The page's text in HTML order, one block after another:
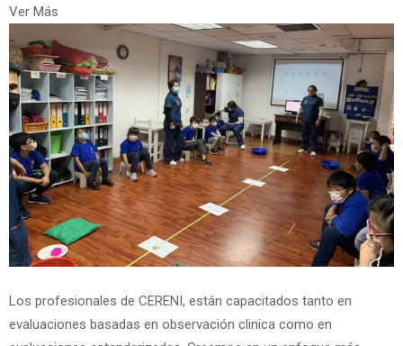
Ver Más
Los profesionales de CERENI, están capacitados tanto en
evaluaciones basadas en observación clinica como en